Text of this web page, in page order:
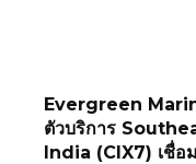
Evergreen
ตัวบริการ
India (CIX7) เชื่อ